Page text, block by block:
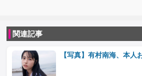
関連記事
【写真】有村南海、本人